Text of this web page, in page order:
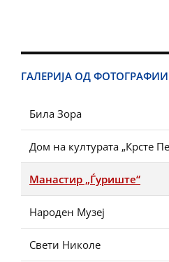
ГАЛЕРИЈА ОД ФОТОГРАФИИ
Била Зора
Дом на културата „Крсте
Манастир „Ѓуриште“
Народен Музеј
Свети Николе